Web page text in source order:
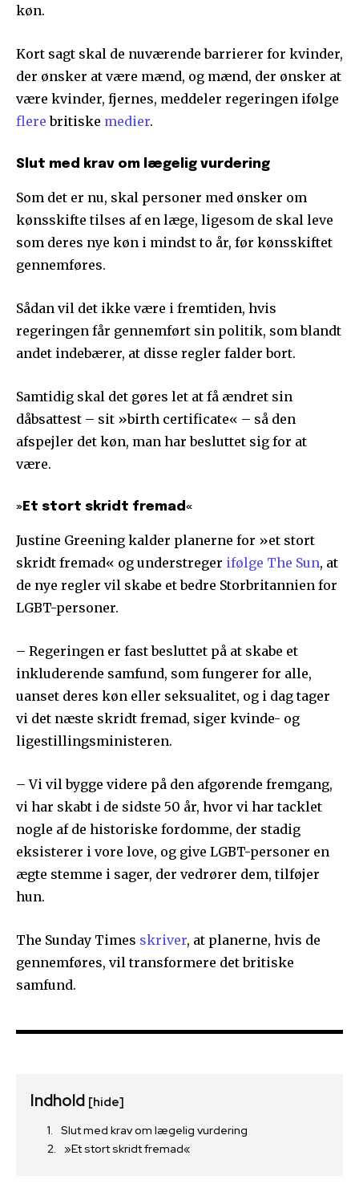
køn.
Kort sagt skal de nuværende barrierer for kvinder,
der ønsker at være mænd, og mænd, der ønsker at
være kvinder, fjernes, meddeler regeringen ifølge
flere britiske medier.
Slut med krav om lægelig vurdering
Som det er nu, skal personer med ønsker om
kønsskifte tilses af en læge, ligesom de skal leve
som deres nye køn i mindst to år, før kønsskiftet
gennemføres.
Sådan vil det ikke være i fremtiden, hvis
regeringen får gennemført sin politik, som blandt
andet indebærer, at disse regler falder bort.
Samtidig skal det gøres let at få ændret sin
dåbsattest – sit »birth certificate« – så den
afspejler det køn, man har besluttet sig for at
være.
»Et stort skridt fremad«
Justine Greening kalder planerne for »et stort
skridt fremad« og understreger ifølge The Sun, at
de nye regler vil skabe et bedre Storbritannien for
LGBT-personer.
– Regeringen er fast besluttet på at skabe et
inkluderende samfund, som fungerer for alle,
uanset deres køn eller seksualitet, og i dag tager
vi det næste skridt fremad, siger kvinde- og
ligestillingsministeren.
– Vi vil bygge videre på den afgørende fremgang,
vi har skabt i de sidste 50 år, hvor vi har tacklet
nogle af de historiske fordomme, der stadig
eksisterer i vore love, og give LGBT-personer en
ægte stemme i sager, der vedrører dem, tilføjer
hun.
The Sunday Times skriver, at planerne, hvis de
gennemføres, vil transformere det britiske
samfund.
Indhold [hide]
Slut med krav om lægelig vurdering
»Et stort skridt fremad«